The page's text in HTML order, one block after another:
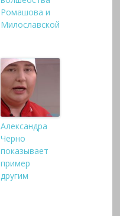
Ромашова и
Милославской
Александра
Черно
показывает
пример
другим